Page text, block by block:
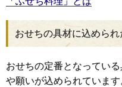
おせちの具材に込められ
おせちの定番となってい
や願いが込められています